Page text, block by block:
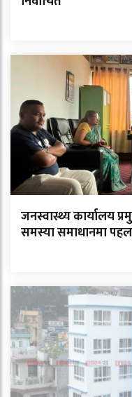
जनस्वास्थ्य कार्यालय
समस्या समाधानमा पहल